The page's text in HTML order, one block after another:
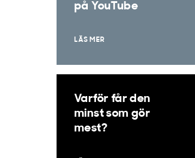
på YouTube
LÄS MER
Varför får den
minst som gör
mest?